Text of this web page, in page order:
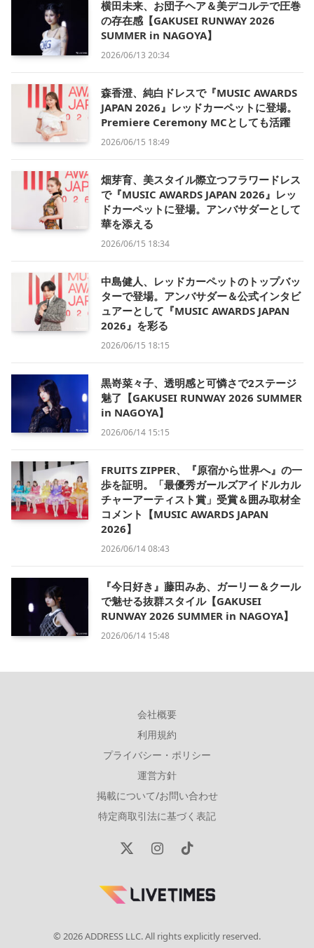
横田未来、お団子ヘア＆美デコルテで圧巻
の存在感【GAKUSEI RUNWAY 2026
SUMMER in NAGOYA】
2026/06/13 20:34
森香澄、純白ドレスで『MUSIC AWARDS
JAPAN 2026』レッドカーペットに登場。
Premiere Ceremony MCとしても活躍
2026/06/15 18:49
畑芽育、美スタイル際立つフラワードレス
で『MUSIC AWARDS JAPAN 2026』レッ
ドカーペットに登場。アンバサダーとして
華を添える
2026/06/15 18:34
中島健人、レッドカーペットのトップバッ
ターで登場。アンバサダー＆公式インタビ
ュアーとして『MUSIC AWARDS JAPAN
2026』を彩る
2026/06/15 18:15
黒嵜菜々子、透明感と可憐さで2ステージ
魅了【GAKUSEI RUNWAY 2026 SUMMER
in NAGOYA】
2026/06/14 15:15
FRUITS ZIPPER、『原宿から世界へ』の一
歩を証明。「最優秀ガールズアイドルカル
チャーアーティスト賞」受賞＆囲み取材全
コメント【MUSIC AWARDS JAPAN
2026】
2026/06/14 08:43
『今日好き』藤田みあ、ガーリー＆クール
で魅せる抜群スタイル【GAKUSEI
RUNWAY 2026 SUMMER in NAGOYA】
2026/06/14 15:48
会社概要
利用規約
プライバシー・ポリシー
運営方針
掲載について/お問い合わせ
特定商取引法に基づく表記
X
InstagramTikTok
© 2026 ADDRESS LLC. All rights explicitly reserved.